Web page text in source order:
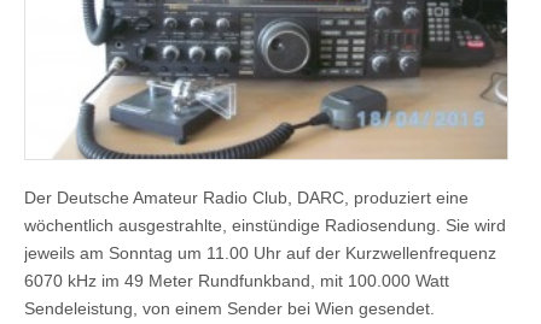
Der Deutsche Amateur Radio Club, DARC, produziert eine
wöchentlich ausgestrahlte, einstündige Radiosendung. Sie wird
jeweils am Sonntag um 11.00 Uhr auf der Kurzwellenfrequenz
6070 kHz im 49 Meter Rundfunkband, mit 100.000 Watt
Sendeleistung, von einem Sender bei Wien gesendet.